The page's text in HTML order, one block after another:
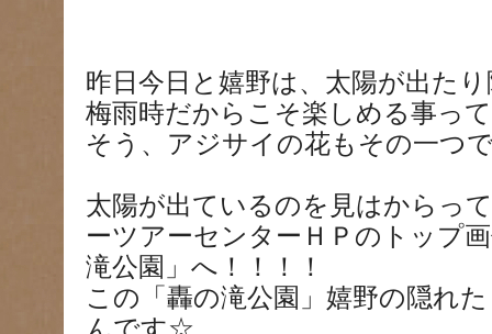
昨日今日と嬉野は、太陽が出た
梅雨時だからこそ楽しめる事っ
そう、アジサイの花もその一つ
太陽が出ているのを見はからっ
ーツアーセンターＨＰのトップ
滝公園」へ！！！！
この「轟の滝公園」嬉野の隠れ